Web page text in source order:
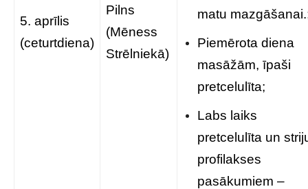
5. aprīlis
(ceturtdiena)
Pilns
(Mēness
Strēlniekā)
matu
Piemērota diena
masāžām, īpaši
pretcelulīta;
Labs laiks
pretcelulīta un
profilakses
pasākumiem –